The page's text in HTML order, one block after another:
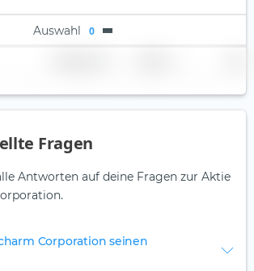
Auswahl 0
Fragen
Antworten auf deine Fragen zur Aktie
Corporation seinen